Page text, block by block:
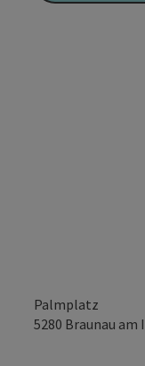
Palmplatz
5280 Braunau am